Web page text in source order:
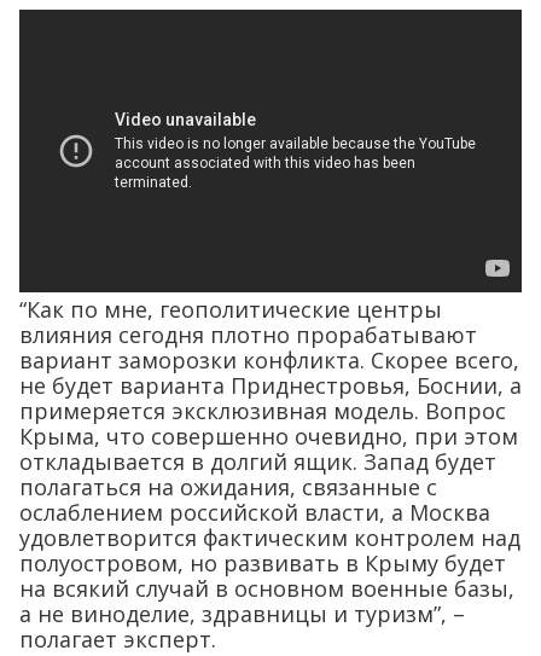
“Как по мне, геополитические центры
влияния сегодня плотно прорабатывают
вариант заморозки конфликта. Скорее всего,
не будет варианта Приднестровья, Боснии, а
примеряется эксклюзивная модель. Вопрос
Крыма, что совершенно очевидно, при этом
откладывается в долгий ящик. Запад будет
полагаться на ожидания, связанные с
ослаблением российской власти, а Москва
удовлетворится фактическим контролем над
полуостровом, но развивать в Крыму будет
на всякий случай в основном военные базы,
а не виноделие, здравницы и туризм”, –
полагает эксперт.